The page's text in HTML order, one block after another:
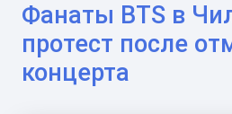
Фанаты BTS в
протест после
концерта